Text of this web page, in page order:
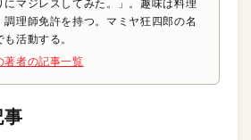
にマジレスしてみた。」。趣味は料理
調理師免許を持つ。マミヤ狂四郎の名
も活動する。
著者の記事一覧
事